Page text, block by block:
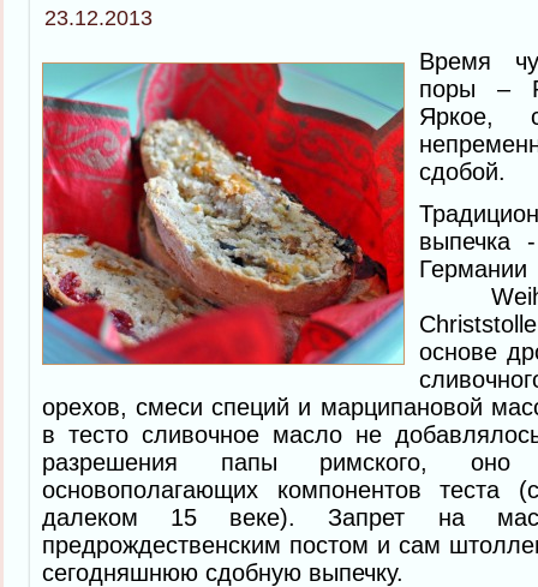
23.12.2013
Время
поры –
Яркое,
сдобой.
выпечка -
основе
орехов, смеси специй и марципановой
в тесто сливочное масло не
разрешения папы римского,
основополагающих компонентов теста
далеком 15 веке). Запрет на
предрождественским постом и сам
сегодняшнюю сдобную выпечку.